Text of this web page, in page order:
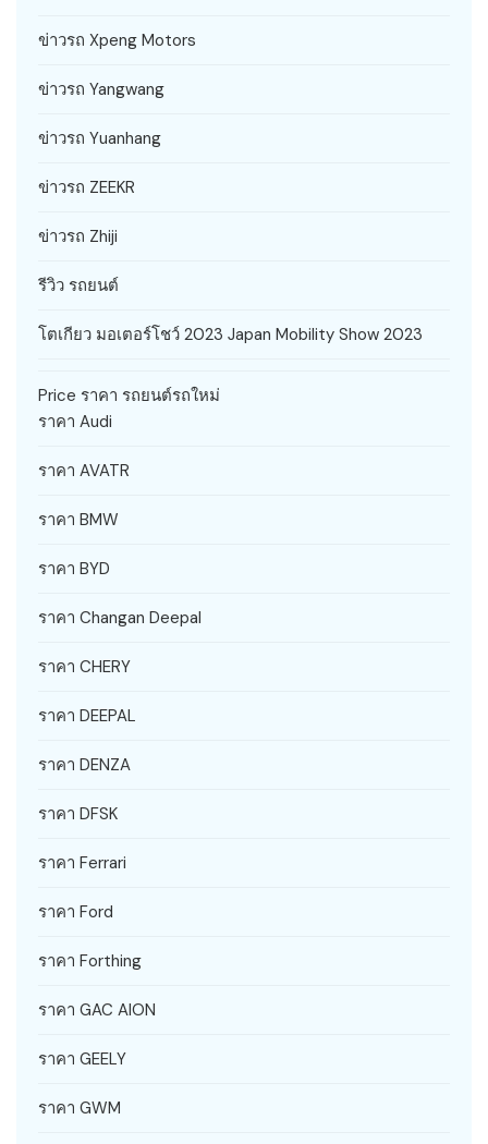
ข่าวรถ Xpeng Motors
ข่าวรถ Yangwang
ข่าวรถ Yuanhang
ข่าวรถ ZEEKR
ข่าวรถ Zhiji
รีวิว รถยนต์
โตเกียว มอเตอร์โชว์ 2023 Japan Mobility Show 2023
Price ราคา รถยนต์รถใหม่
ราคา Audi
ราคา AVATR
ราคา BMW
ราคา BYD
ราคา Changan Deepal
ราคา CHERY
ราคา DEEPAL
ราคา DENZA
ราคา DFSK
ราคา Ferrari
ราคา Ford
ราคา Forthing
ราคา GAC AION
ราคา GEELY
ราคา GWM